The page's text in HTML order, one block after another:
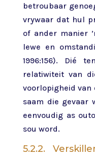
betroubaar
vrywaar dat hul
of ander manier
lewe en
1996:156). Dié
relatiwiteit van
voorlopigheid van
saam die gevaar
eenvoudig as
sou word.
5.2.2.